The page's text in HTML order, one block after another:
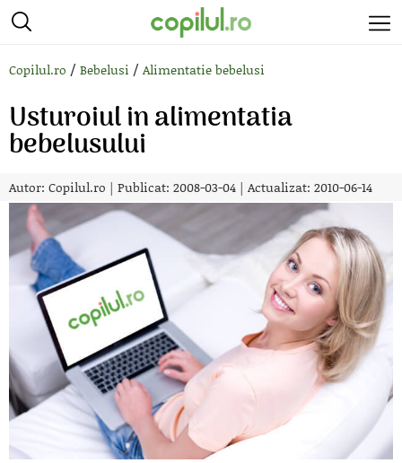
Copilul.ro / Bebelusi / Alimentatie bebelusi
Usturoiul in alimentatia
bebelusului
Autor: Copilul.ro | Publicat: 2008-03-04 | Actualizat: 2010-06-14